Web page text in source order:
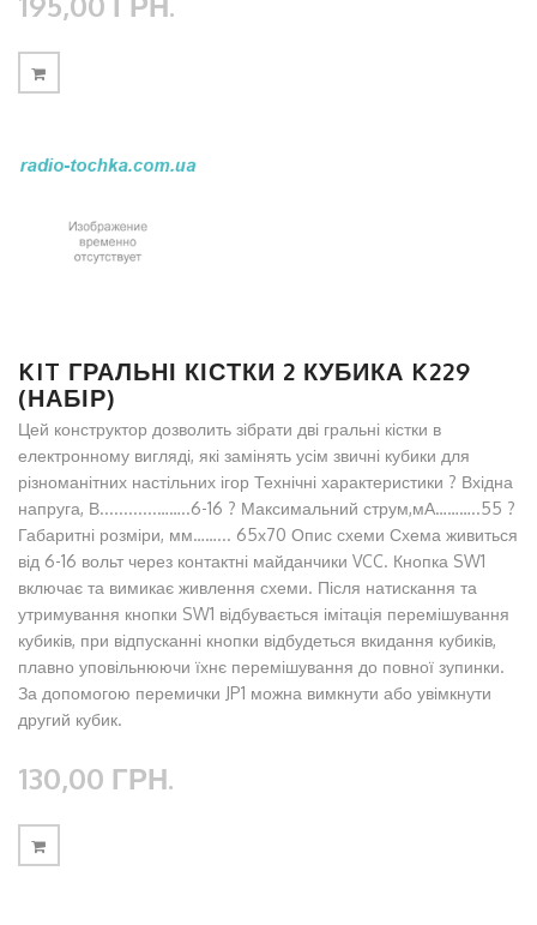
KIT ГРАЛЬНІ КІСТКИ 2 КУБИКА K229
(НАБІР)
Цей конструктор дозволить зібрати дві гральні кістки в
електронному вигляді, які замінять усім звичні кубики для
різноманітних настільних ігор Технічні характеристики ? Вхідна
напруга, В............……..6-16 ? Максимальний струм,мА………..55 ?
Габаритні розміри, мм……... 65х70 Опис схеми Схема живиться
від 6-16 вольт через контактні майданчики VCC. Кнопка SW1
включає та вимикає живлення схеми. Після натискання та
утримування кнопки SW1 відбувається імітація перемішування
кубиків, при відпусканні кнопки відбудеться вкидання кубиків,
плавно уповільнюючи їхнє перемішування до повної зупинки.
За допомогою перемички JP1 можна вимкнути або увімкнути
другий кубик.
130,00 ГРН.